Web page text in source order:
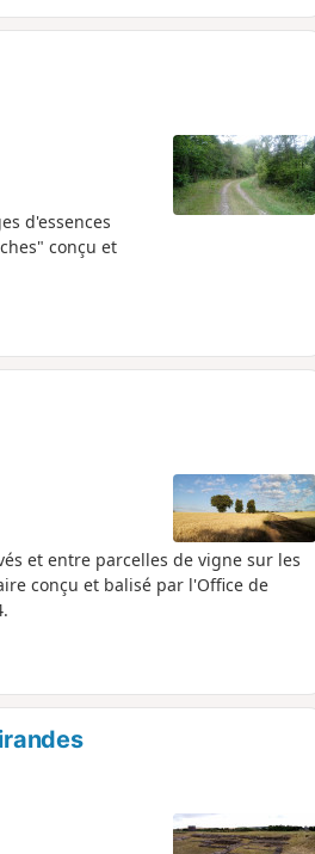
d'essences
conçu et
et entre parcelles de vigne sur les
conçu et balisé par l'Office de